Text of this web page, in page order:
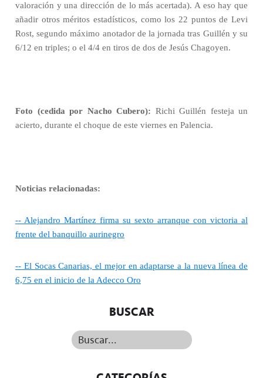
valoración y una dirección de lo más acertada). A eso hay que
añadir otros méritos estadísticos, como los 22 puntos de Levi
Rost, segundo máximo anotador de la jornada tras Guillén y su
6/12 en triples; o el 4/4 en tiros de dos de Jesús Chagoyen.
Foto (cedida por Nacho Cubero): Richi Guillén festeja un
acierto, durante el choque de este viernes en Palencia.
Noticias relacionadas:
-- Alejandro Martínez firma su sexto arranque con victoria al
frente del banquillo aurinegro
-- El Socas Canarias, el mejor en adaptarse a la nueva línea de
6,75 en el inicio de la Adecco Oro
BUSCAR
Buscar...